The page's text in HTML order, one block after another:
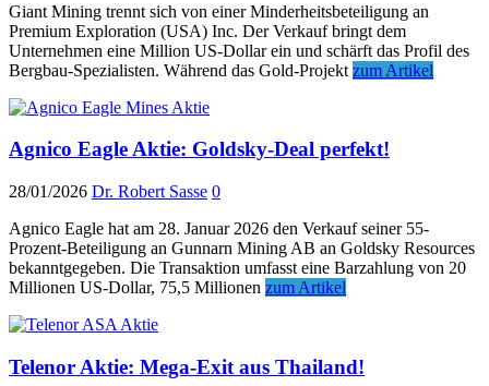
Giant Mining trennt sich von einer Minderheitsbeteiligung an
Premium Exploration (USA) Inc. Der Verkauf bringt dem
Unternehmen eine Million US-Dollar ein und schärft das Profil des
Bergbau-Spezialisten. Während das Gold-Projekt zum Artikel
Agnico Eagle Aktie: Goldsky-Deal perfekt!
28/01/2026 Dr. Robert Sasse 0
Agnico Eagle hat am 28. Januar 2026 den Verkauf seiner 55-
Prozent-Beteiligung an Gunnarn Mining AB an Goldsky Resources
bekanntgegeben. Die Transaktion umfasst eine Barzahlung von 20
Millionen US-Dollar, 75,5 Millionen zum Artikel
Telenor Aktie: Mega-Exit aus Thailand!